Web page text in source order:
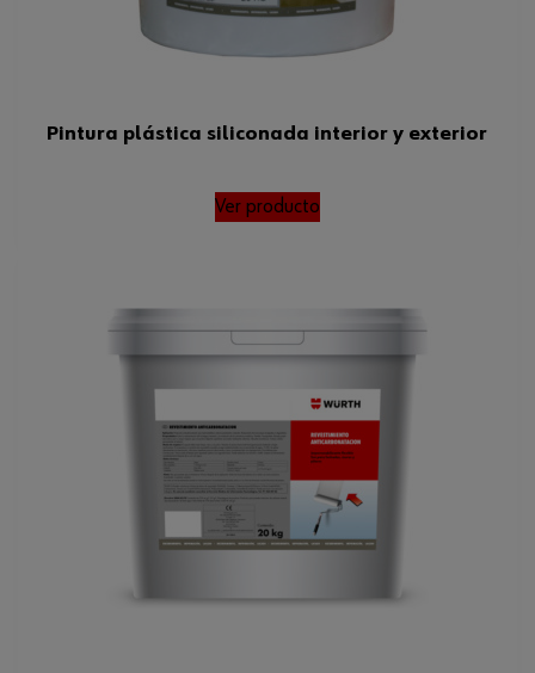
Pintura plástica siliconada interior y exterior
Ver producto